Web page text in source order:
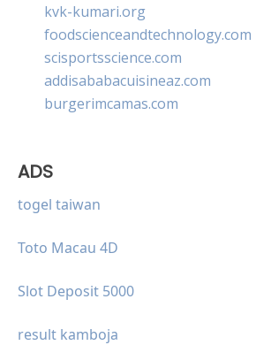
kvk-kumari.org
foodscienceandtechnology.com
scisportsscience.com
addisababacuisineaz.com
burgerimcamas.com
ADS
togel taiwan
Toto Macau 4D
Slot Deposit 5000
result kamboja